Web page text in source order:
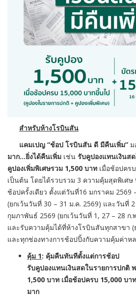
สำหรับห้างโรบินสัน
แคมเปญ “ช้อป โรบินสัน ดี มีคืนเพิ่ม”
มาก…ยิ่งได้คืนเพิ่ม เช่น รับคูปองแทนเงินส
คูปองเพิ่มพิเศษรวม 1,500 บาท เมื่อช้อปคร
เป็นต้น โดยได้รวบรวม 3 ความคุ้มสุดพิเศษ
ช้อปครั้งเดียว ตั้งแต่วันที่16 มกราคม 2569
(ยกเว้นวันที่ 30 – 31 ม.ค. 2569) และวันที่
กุมภาพันธ์ 2569 (ยกเว้นวันที่ 1, 27 – 28 ก
และรับความคุ้มได้ที่ห้างโรบินสันทุกสาขา (
และทุกช่องทางการช้อปปิ้งกับความคุ้มค่าห
คุ้ม 1: คุ้มคืนทันทีตั้งแต่การช้อป
รับคูปองแทนเงินสดในรายการปกติ
1,500 บาท เมื่อช้อปครบ 15,000 บ
มาก